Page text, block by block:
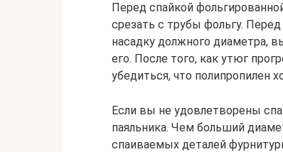
Перед спайкой
срезать с трубы фольгу.
насадку должного диаметра,
его. После того, как утюг
убедиться, что полипропилен
Если вы не удовлетворены
паяльника. Чем больший
спаиваемых деталей